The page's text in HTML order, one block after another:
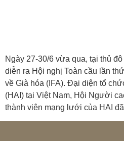
Ngày 27-30/6 vừa qua, tại thủ
diễn ra Hội nghị Toàn cầu lần
về Già hóa (IFA). Đại diện tổ
(HAI) tại Việt Nam, Hội Người
thành viên mạng lưới của HAI